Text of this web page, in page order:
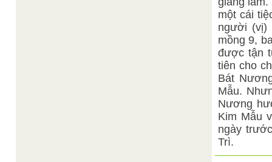
một cái
người (vị)
mồng 9,
được tận
tiên cho
Bát
Mẫu.
Nương
Kim Mẫu
ngày
Trì.